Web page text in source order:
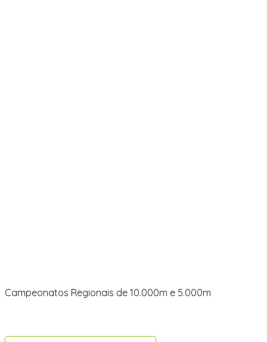
Campeonatos Regionais de 10.000m e 5.000m